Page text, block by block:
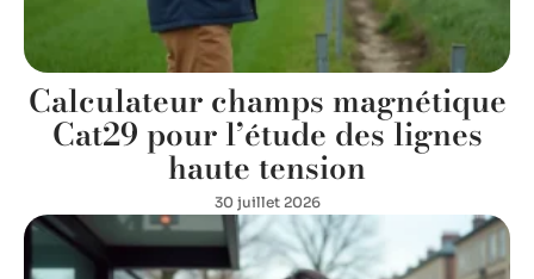
Calculateur champs magnétique
Cat29 pour l’étude des lignes
haute tension
30 juillet 2026